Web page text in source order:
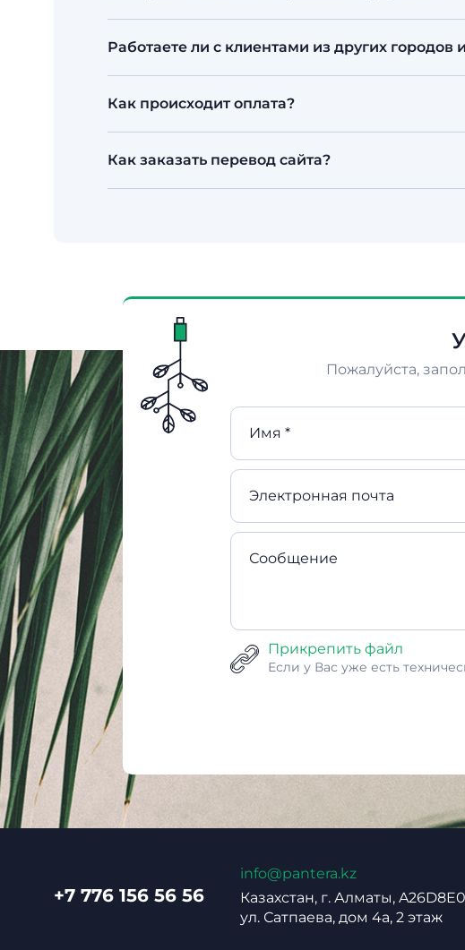
Работаете ли с клиентами из других городов
работаем с клиентами из СНГ и дальнего
приёмка проходят онлайн, приезжать в
Как происходит оплата?
фиксируем в договоре. Работаем по безналу
Как заказать перевод сайта?
Пожалуйста,
Имя *
Электронная почта
Сообщение
Прикрепить файл
Если у Вас уже есть
+7 776 156 56 56
info@pantera.kz
Казахстан, г. Алматы,
ул. Сатпаева, дом 4а, 2 этаж